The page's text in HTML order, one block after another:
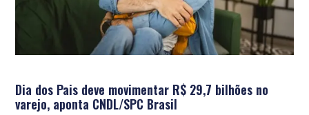
Dia dos Pais deve movimentar R$ 29,7 bilhões no
varejo, aponta CNDL/SPC Brasil